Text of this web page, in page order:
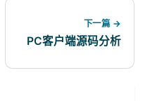
下一篇 →
PC客户端源码分析